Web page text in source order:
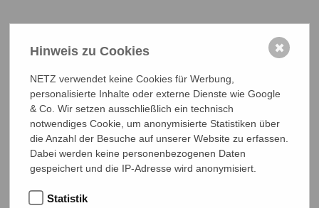
Haben Sie Fragen zur Veranstaltung von
NETZ? Möchten Sie sich anmelden? Kontaktieren Sie mich.
0641 - 26 555 616 barlag@bangladesch.org
Weitere Veranstaltungen
Hinweis zu Cookies
NETZ verwendet keine Cookies für Werbung,
personalisierte Inhalte oder externe Dienste wie Google
& Co. Wir setzen ausschließlich ein technisch
notwendiges Cookie, um anonymisierte Statistiken über
die Anzahl der Besuche auf unserer Website zu erfassen.
Dabei werden keine personenbezogenen Daten
gespeichert und die IP-Adresse wird anonymisiert.
Statistik
✖